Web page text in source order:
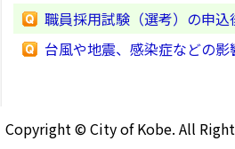
職員採用試験（選考）の申
台風や地震、感染症などの
Copyright © City of Kobe. All